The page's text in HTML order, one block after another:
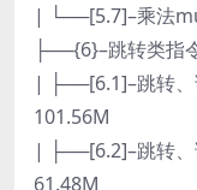
| └──[5.7]–乘法
├──{6}–跳转类指
| ├──[6.1]–跳转
101.56M
| ├──[6.2]–跳转
61.48M